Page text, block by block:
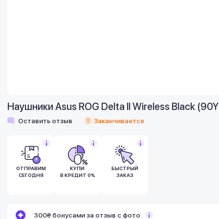
Наушники Asus ROG Delta II Wireless Black
Оставить отзыв Заканчивается
ОТПРАВИМ
СЕГОДНЯ
КУПИ
В КРЕДИТ 0%
БЫСТРЫЙ
ЗАКАЗ
300₴ бонусами за отзыв с фото
дней после покупки.